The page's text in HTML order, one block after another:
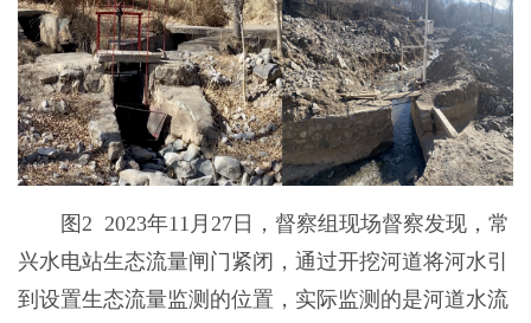
图2 2023年11月27日，督察组现场督察发现，常
兴水电站生态流量闸门紧闭，通过开挖河道将河水引
到设置生态流量监测的位置，实际监测的是河道水流